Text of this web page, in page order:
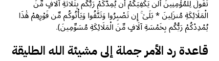
تَقُولُ لِلْمُؤْمِنِينَ أَلَن يَكْفِيَكُمْ أَن يُمِدَّكُمْ رَبُّكُم بِثَلَاثَةِ آلَافٍ مِّنَ
الْمَلَائِكَةِ مُنزَلِينَ * بَلَىٰ ۚ إِن تَصْبِرُوا وَتَتَّقُوا وَيَأْتُوكُم مِّن فَوْرِهِمْ هَٰذَا
يُمْدِدْكُمْ رَبُّكُم بِخَمْسَةِ آلَافٍ مِّنَ الْمَلَائِكَةِ مُسَوِّمِينَ).
قاعدة رد الأمر جملة إلى مشيئة الله الطليقة